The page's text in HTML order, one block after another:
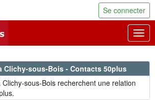
Se connecter
Clichy-sous-Bois - Contacts 50plus
sous-Bois recherchent une relation